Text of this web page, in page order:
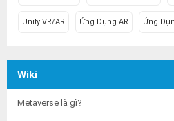
Unity VR/AR Ứng Dụng AR Ứng
Wiki
Metaverse là gì?